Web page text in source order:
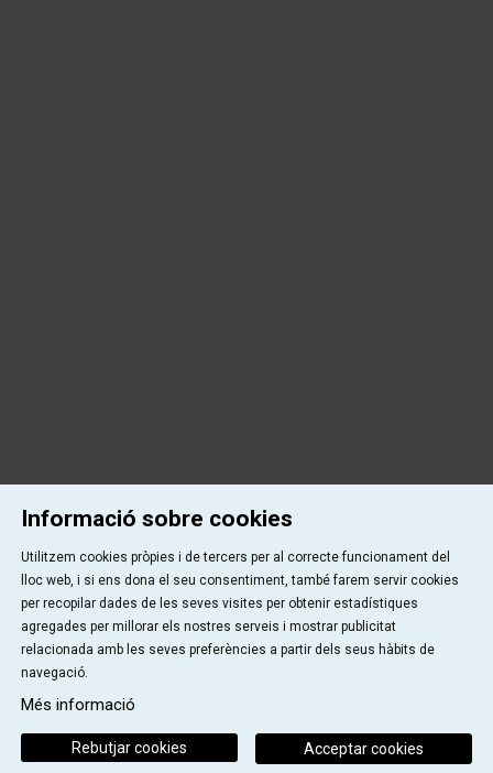
Informació sobre cookies
Utilitzem cookies pròpies i de tercers per al correcte funcionament del
lloc web, i si ens dona el seu consentiment, també farem servir cookies
per recopilar dades de les seves visites per obtenir estadístiques
agregades per millorar els nostres serveis i mostrar publicitat
relacionada amb les seves preferències a partir dels seus hàbits de
navegació.
Més informació
Acceptar cookies
Rebutjar cookies